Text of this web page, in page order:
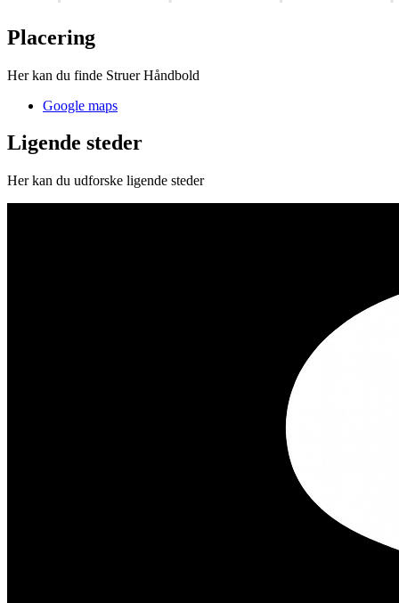
Placering
Her kan du finde Struer Håndbold
Google maps
Ligende steder
Her kan du udforske ligende steder